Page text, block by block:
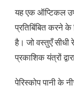
यह एक ऑप्टिकल
प्रतिबिंबित करने
है। जो वस्तुएँ सीधी
प्रकाशिक यंत्रों
पेरिस्कोप पानी के